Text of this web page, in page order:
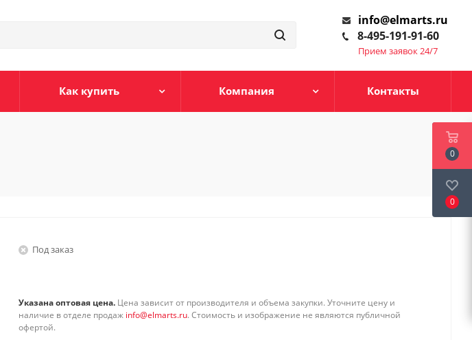
info@elmarts.ru
8-495-191-91-60
Прием заявок 24/7
Как купить Компания Контакты
Под заказ
Указана оптовая цена. Цена зависит от производителя и объема закупки. Уточните цену и
наличие в отделе продаж info@elmarts.ru. Стоимость и изображение не являются публичной
офертой.
0
0